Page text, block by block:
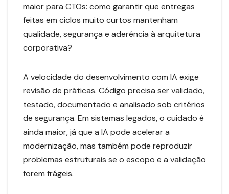
maior para CTOs: como garantir que entregas
feitas em ciclos muito curtos mantenham
qualidade, segurança e aderência à arquitetura
corporativa?
A velocidade do desenvolvimento com IA exige
revisão de práticas. Código precisa ser validado,
testado, documentado e analisado sob critérios
de segurança. Em sistemas legados, o cuidado é
ainda maior, já que a IA pode acelerar a
modernização, mas também pode reproduzir
problemas estruturais se o escopo e a validação
forem frágeis.